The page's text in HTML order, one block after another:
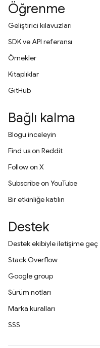
Öğrenme
Geliştirici kılavuzları
SDK ve API referansı
Örnekler
Kitaplıklar
GitHub
Bağlı kalma
Blogu inceleyin
Find us on Reddit
Follow on X
Subscribe on YouTube
Bir etkinliğe katılın
Destek
Destek ekibiyle iletişime geç
Stack Overflow
Google group
Sürüm notları
Marka kuralları
SSS